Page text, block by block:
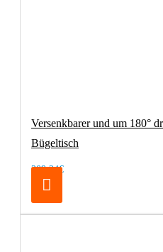
Versenkbarer und um 180°
Bügeltisch
209,24€